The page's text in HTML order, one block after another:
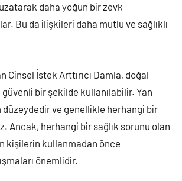
daha yoğun bir zevk
Bu da ilişkileri daha mutlu ve sağlıklı
Cinsel İstek Arttırıcı Damla, doğal
bir şekilde kullanılabilir. Yan
ve genellikle herhangi bir
Ancak, herhangi bir sağlık sorunu olan
kişilerin kullanmadan önce
önemlidir.